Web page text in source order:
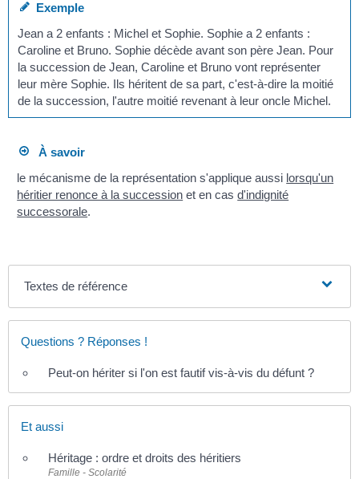
Exemple
Jean a 2 enfants : Michel et Sophie. Sophie a 2 enfants :
Caroline et Bruno. Sophie décède avant son père Jean. Pour
la succession de Jean, Caroline et Bruno vont représenter
leur mère Sophie. Ils héritent de sa part, c'est-à-dire la moitié
de la succession, l'autre moitié revenant à leur oncle Michel.
À savoir
le mécanisme de la représentation s'applique aussi lorsqu'un
héritier renonce à la succession et en casd'indignité
successorale.
Textes de référence
Questions ? Réponses !
Peut-on hériter si l'on est fautif vis-à-vis du défunt ?
Et aussi
Héritage : ordre et droits des héritiers
Famille - Scolarité